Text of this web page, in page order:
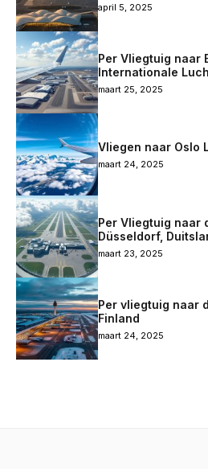
april 5, 2025
Per Vliegtuig naar
Internationale
maart 25, 2025
Vliegen naar Oslo
maart 24, 2025
Per Vliegtuig naar
Düsseldorf,
maart 23, 2025
Per vliegtuig naar
Finland
maart 24, 2025